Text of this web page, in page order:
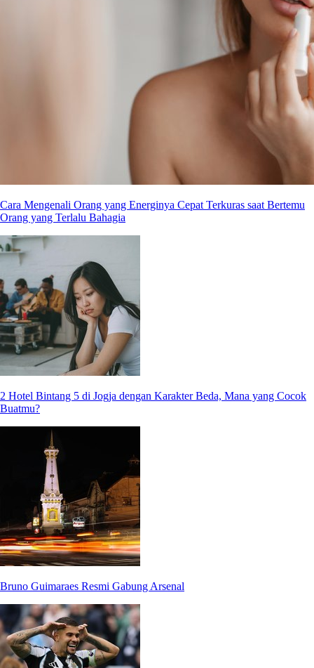
Cara Mengenali Orang yang Energinya Cepat Terkuras saat Bertemu
Orang yang Terlalu Bahagia
2 Hotel Bintang 5 di Jogja dengan Karakter Beda, Mana yang Cocok
Buatmu?
Bruno Guimaraes Resmi Gabung Arsenal